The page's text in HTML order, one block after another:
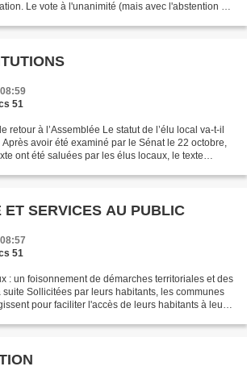
Le vote à l'unanimité (mais avec l'abstention de
51
retour à l’Assemblée Le statut de l’élu local va-t-il
avoir été examiné par le Sénat le 22 octobre,
ont été saluées par les élus locaux, le texte
ET SERVICES AU PUBLIC
51
: un foisonnement de démarches territoriales et des
Sollicitées par leurs habitants, les communes
pour faciliter l'accès de leurs habitants à leurs